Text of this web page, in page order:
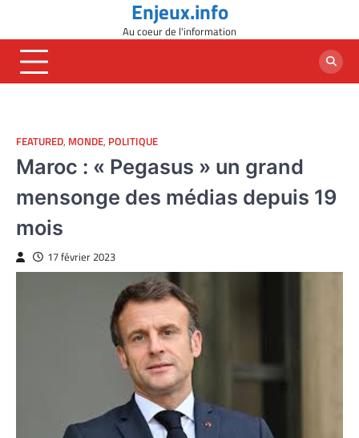
content
Enjeux.info
Au coeur de l'information
FEATURED, MONDE, POLITIQUE
Maroc : « Pegasus » un grand
mensonge des médias depuis 19
mois
17 février 2023